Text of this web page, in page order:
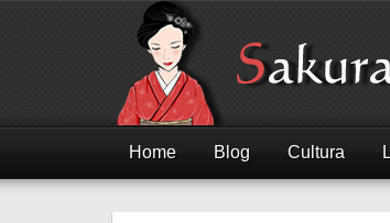
Home Blog Cultura